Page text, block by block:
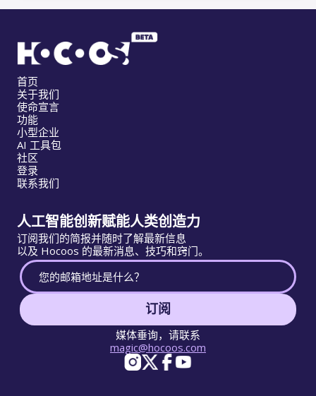
首页
关于我们
使命宣言
功能
小型企业
AI 工具包
社区
登录
联系我们
人工智能创新赋能人类创造力
订阅我们的简报并随时了解最新信息
以及 Hocoos 的最新消息、技巧和窍门。
订阅
媒体垂询，请联系
magic@hocoos.com